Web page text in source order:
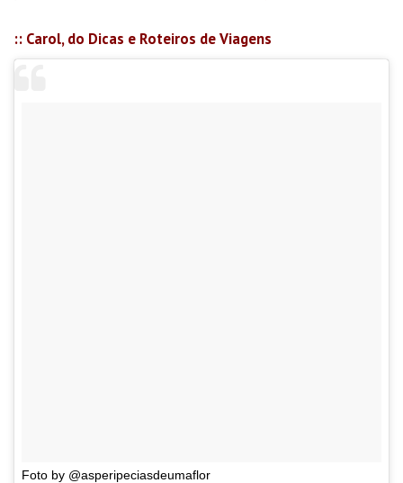
:: Carol, do Dicas e Roteiros de Viagens
Foto by @asperipeciasdeumaflor